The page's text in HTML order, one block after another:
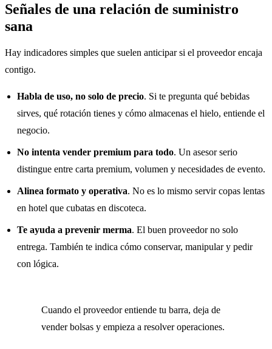
Señales de una relación de suministro
sana
Hay indicadores simples que suelen anticipar si el proveedor encaja
contigo.
Habla de uso, no solo de precio. Si te pregunta qué bebidas
sirves, qué rotación tienes y cómo almacenas el hielo, entiende el
negocio.
No intenta vender premium para todo. Un asesor serio
distingue entre carta premium, volumen y necesidades de evento.
Alinea formato y operativa. No es lo mismo servir copas lentas
en hotel que cubatas en discoteca.
Te ayuda a prevenir merma. El buen proveedor no solo
entrega. También te indica cómo conservar, manipular y pedir
con lógica.
Cuando el proveedor entiende tu barra, deja de
vender bolsas y empieza a resolver operaciones.